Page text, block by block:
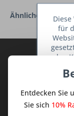
Ähnliche Artikel
Sie
dem
Entdecken Sie
Sie sich 10%
für
den